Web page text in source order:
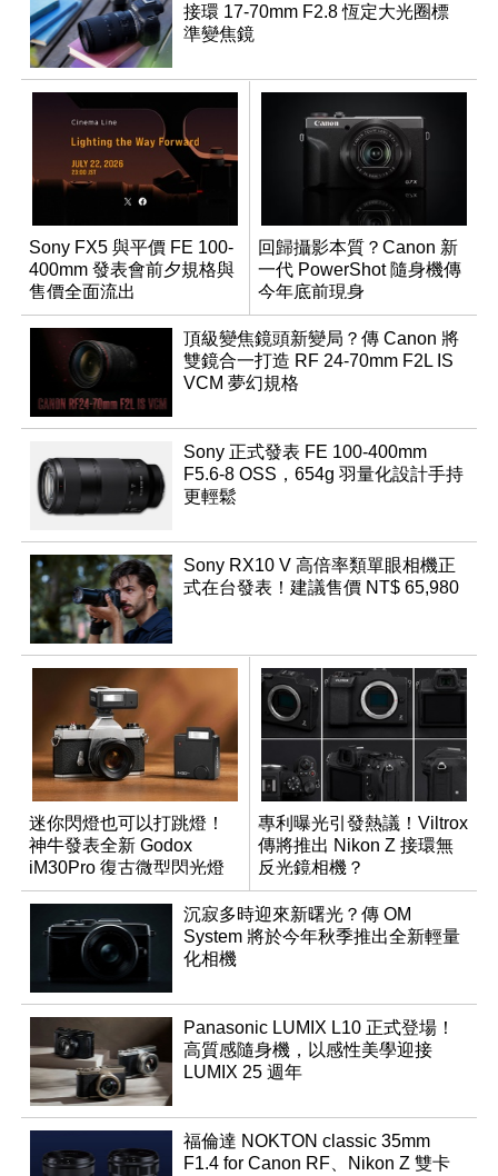
接環 17-70mm F2.8 恆定大光圈標
準變焦鏡
Sony FX5 與平價 FE 100-
400mm 發表會前夕規格與
售價全面流出
回歸攝影本質？Canon 新
一代 PowerShot 隨身機傳
今年底前現身
頂級變焦鏡頭新變局？傳 Canon 將
雙鏡合一打造 RF 24-70mm F2L IS
VCM 夢幻規格
Sony 正式發表 FE 100-400mm
F5.6-8 OSS，654g 羽量化設計手持
更輕鬆
Sony RX10 V 高倍率類單眼相機正
式在台發表！建議售價 NT$ 65,980
迷你閃燈也可以打跳燈！
神牛發表全新 Godox
iM30Pro 復古微型閃光燈
專利曝光引發熱議！Viltrox
傳將推出 Nikon Z 接環無
反光鏡相機？
沉寂多時迎來新曙光？傳 OM
System 將於今年秋季推出全新輕量
化相機
Panasonic LUMIX L10 正式登場！
高質感隨身機，以感性美學迎接
LUMIX 25 週年
福倫達 NOKTON classic 35mm
F1.4 for Canon RF、Nikon Z 雙卡